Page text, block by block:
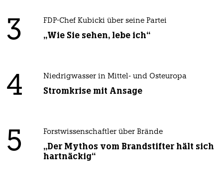
3 FDP-Chef Kubicki über seine Partei
„Wie Sie sehen, lebe ich“
4 Niedrigwasser in Mittel- und Osteuropa
Stromkrise mit Ansage
5 Forstwissenschaftler über Brände
„Der Mythos vom Brandstifter hält sich
hartnäckig“